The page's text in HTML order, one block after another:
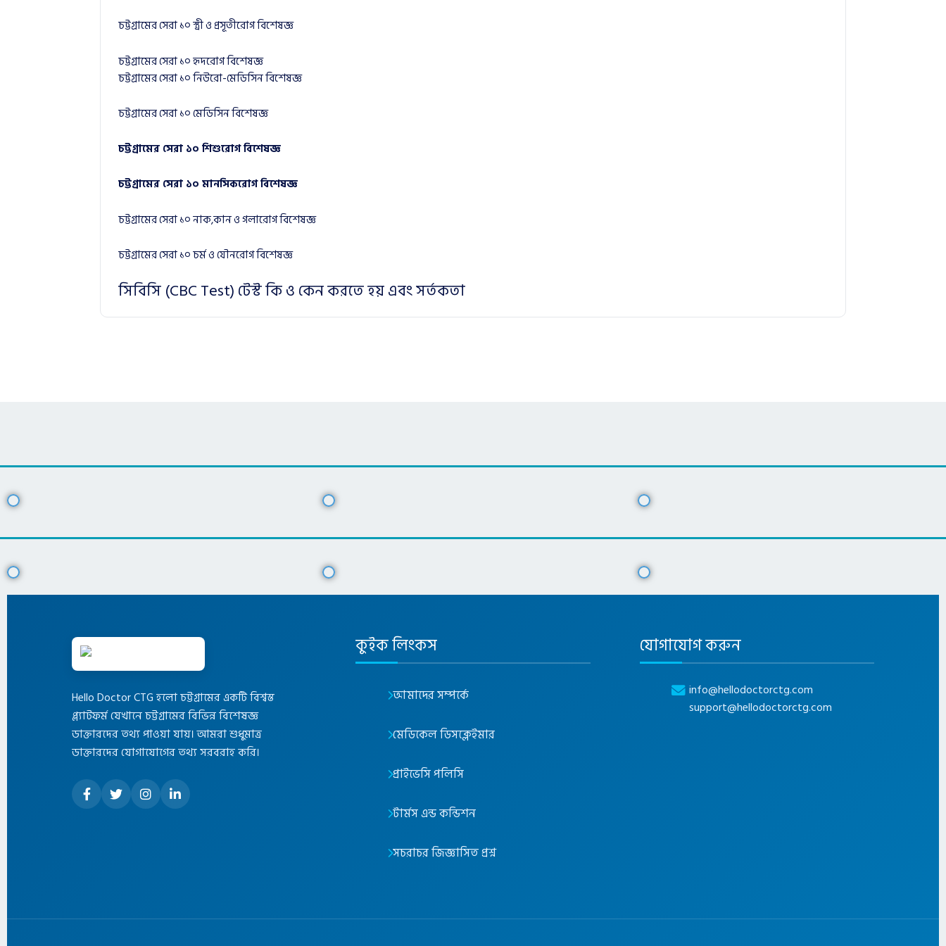
চট্টগ্রামের সেরা ১০ স্ত্রী ও প্রসূতীরোগ বিশেষজ্ঞ
চট্টগ্রামের সেরা ১০ হৃদরোগ বিশেষজ্ঞ
চট্টগ্রামের সেরা ১০ নিউরো-মেডিসিন বিশেষজ্ঞ
চট্টগ্রামের সেরা ১০ মেডিসিন বিশেষজ্ঞ
চট্টগ্রামের সেরা ১০ শিশুরোগ বিশেষজ্ঞ
চট্টগ্রামের সেরা ১০ মানসিকরোগ বিশেষজ্ঞ
চট্টগ্রামের সেরা ১০ নাক,কান ও গলারোগ বিশেষজ্ঞ
চট্টগ্রামের সেরা ১০ চর্ম ও যৌনরোগ বিশেষজ্ঞ
সিবিসি (CBC Test) টেস্ট কি ও কেন করতে হয় এবং সর্তকতা
Hello Doctor CTG হলো চট্টগ্রামের একটি বিশ্বস্ত
প্ল্যাটফর্ম যেখানে চট্টগ্রামের বিভিন্ন বিশেষজ্ঞ
ডাক্তারদের তথ্য পাওয়া যায়। আমরা শুধুমাত্র
ডাক্তারদের যোগাযোগের তথ্য সরবরাহ করি।
কুইক লিংকস
আমাদের সম্পর্কে
মেডিকেল ডিসক্লেইমার
প্রাইভেসি পলিসি
টার্মস এন্ড কন্ডিশন
সচরাচর জিজ্ঞাসিত প্রশ্ন
যোগাযোগ করুন
info@hellodoctorctg.com
support@hellodoctorctg.com